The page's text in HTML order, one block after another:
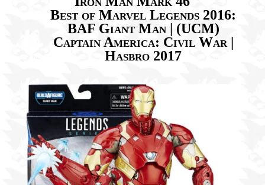
Best of Marvel Legends 2016:
BAF Giant Man | (UCM)
Captain America: Civil War |
Hasbro 2017